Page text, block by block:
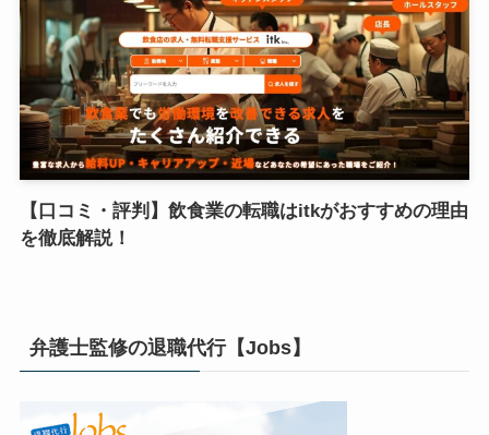
【口コミ・評判】飲食業の転職はitkがおすすめの理由
を徹底解説！
弁護士監修の退職代行【Jobs】